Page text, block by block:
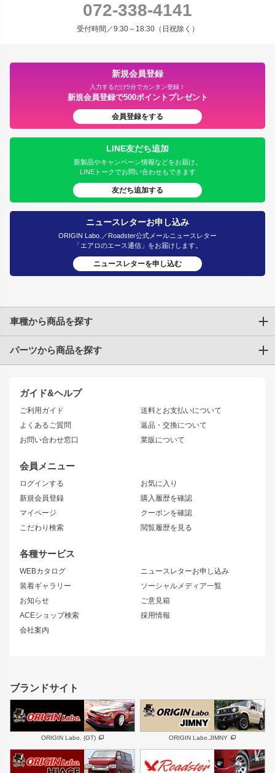
072-338-4141
受付時間／9:30～18:30（日祝除く）
新規会員登録
入力するだけ5分でカンタン登録！
新規会員登録で500ポイントプレゼント
会員登録をする
LINE友だち追加
新製品やキャンペーン情報などをお届け。
LINEトークでお問い合わせもできます
友だち追加する
ニュースレターお申し込み
ORIGIN Labo.／Roadster公式メールニュースレター
「エアロのエース通信」をお届けします。
ニュースレターを申し込む
ガイド&ヘルプ
ご利用ガイド
よくあるご質問
お問い合わせ窓口
送料とお支払いについて
返品・交換について
業販について
会員メニュー
ログインする
新規会員登録
マイページ
こだわり検索
お気に入り
購入履歴を確認
クーポンを確認
閲覧履歴を見る
各種サービス
WEBカタログ
装着ギャラリー
お知らせ
ACEショップ検索
会社案内
ニュースレターお申し込み
ソーシャルメディア一覧
ご意見箱
採用情報
車種から商品を探す
トヨタ
JZX90 CHASER
JZX110 MARK II
JZX100 MARK II
JZX90 MARK II
トレノ
マークX
アリスト
ソアラ
アルテッツァ
ニッサン
S15 シルビア
S14 シルビア 後期
S13 シルビア
180SX
シルエイティ
ワンビア
ローレル
セフィーロ
キャラバン
スズキ
GS350
SC
スバル 三菱
デリカ D:5
軽自動車 汎用
パーツから商品を探す
エアロシリーズ
ドリフトライン
風神
雷神
レーシングライン
アタックライン
ストリームライン
リアウイング
ジムニーパーツ
ホイール
MUD-S7
MUD-SR7
まつど家 鉄漢
ボンネット
フェンダー
サイドパーツ
リアゲート
メンテナンスパーツ
ハイエースパーツ
ホイール
DAYTONA-RS
DAYTONA-RS NEO
ブランドサイト
ORIGIN Labo. (GT) ORIGIN Labo.JIMNY